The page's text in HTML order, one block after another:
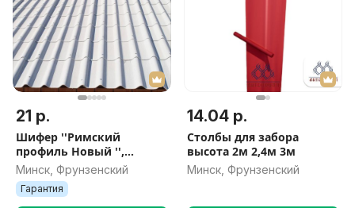
21 р.
Шифер ''Римский
профиль Новый '',
1.44×0.925м 5,8мм
неокрашенный
Минск, Фрунзенский
Гарантия
14.04 р.
Столбы для забора
высота 2м 2,4м 3м
Минск, Фрунзенский